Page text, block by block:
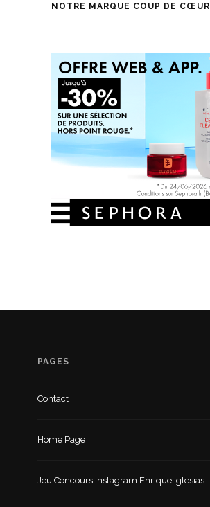
NOTRE MARQUE COUP DE CŒUR
PAGES
Contact
Home Page
Jeu Concours Instagram Enrique Iglesias